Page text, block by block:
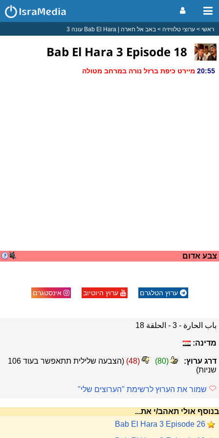
ראשי ערוצי טלוויזיה באב אל חארה | Bab El Hara עונה 3
Bab El Hara 3 Episode 18
צבע אדום
ערוץ הטלגרם ערוץ היוטיוב אינסטגרם
باب الحارة - 3 - الحلقة 18
מדינה:
דרג ערוץ: (
80
)
(
48
) (הצבעה שלילית תתאפשר בעוד 106
שניות)
שמור את הערוץ לרשימת "הערוצים שלי"
בנוסף אולי תאהב/י את...
Bab El Hara 3 Episode 26